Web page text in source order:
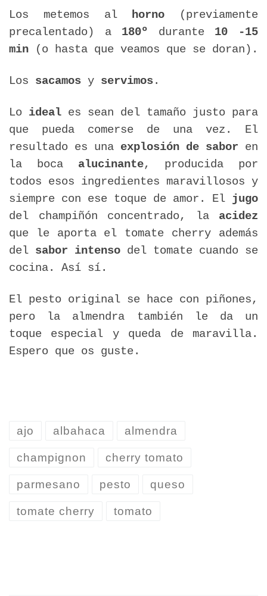
Los metemos alhorno (previamente
precalentado) a 180º durante 10 -15
min (o hasta que veamos que se doran).
Los sacamos y servimos.
Lo ideal es sean del tamaño justo para
que pueda comerse de una vez. El
resultado es una explosión de sabor en
la boca alucinante, producida por
todos esos ingredientes maravillosos y
siempre con ese toque de amor. El jugo
del champiñón concentrado, la acidez
que le aporta el tomate cherry además
del sabor intenso del tomate cuando se
cocina. Así sí.
El pesto original se hace con piñones,
pero la almendra también le da un
toque especial y queda de maravilla.
Espero que os guste.
ajo albahaca almendra
champignon cherry tomato
parmesano pesto queso
tomate cherry tomato